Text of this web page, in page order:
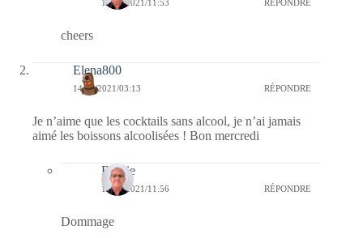
14/04/2021/11:53 RÉPONDRE
cheers
Elena800
14/04/2021/03:13 RÉPONDRE
Je n’aime que les cocktails sans alcool, je n’ai jamais
aimé les boissons alcoolisées ! Bon mercredi
Bernie
14/04/2021/11:56 RÉPONDRE
Dommage